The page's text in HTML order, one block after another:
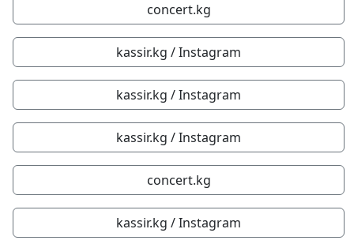
concert.kg
kassir.kg / Instagram
kassir.kg / Instagram
kassir.kg / Instagram
concert.kg
kassir.kg / Instagram